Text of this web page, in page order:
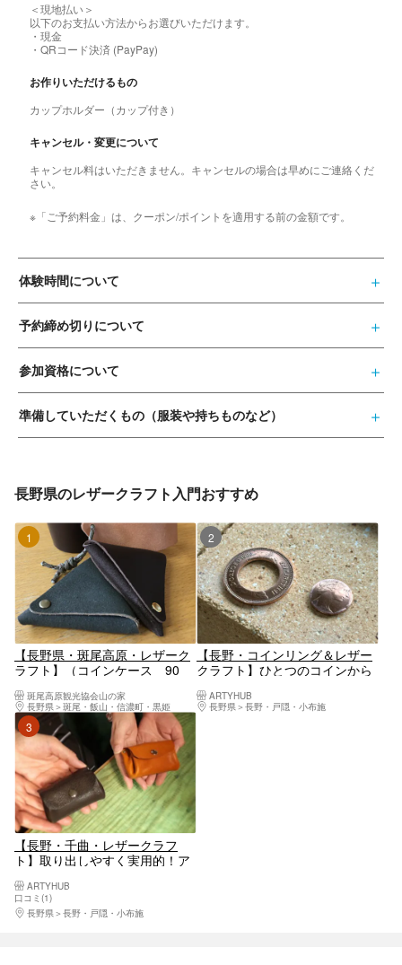
＜現地払い＞
以下のお支払い方法からお選びいただけます。
・現金
・QRコード決済 (PayPay)
お作りいただけるもの
カップホルダー（カップ付き）
キャンセル・変更について
キャンセル料はいただきません。キャンセルの場合は早めにご連絡くだ
さい。
※「ご予約料金」は、クーポン/ポイントを適用する前の金額です。
体験時間について
予約締め切りについて
参加資格について
準備していただくもの（服装や持ちものなど）
長野県のレザークラフト入門おすすめ
【長野県・斑尾高原・レザーク
ラフト】（コインケース 90
斑尾高原観光協会山の家
長野県
斑尾・飯山・信濃町・黒姫
2位
【長野・コインリング＆レザー
クラフト】ひとつのコインから
作れるのは全国でもここだけ！
ARTYHUB
長野県
長野・戸隠・小布施
3位
【長野・千曲・レザークラフ
ト】取り出しやすく実用的！ア
ARTYHUB
口コミ(1)
長野県
長野・戸隠・小布施